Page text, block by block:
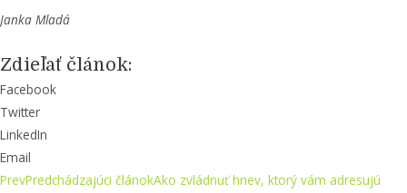
Janka Mladá
Zdieľať článok:
Facebook
Twitter
LinkedIn
Email
PrevPredchádzajúci článokAko zvládnuť hnev, ktorý vám adresujú